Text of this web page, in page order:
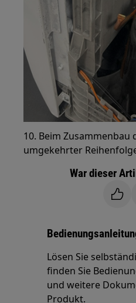
10. Beim Zusammenbau
umgekehrter
War dieser
Lösen Sie
finden Sie
und weitere
Produkt.